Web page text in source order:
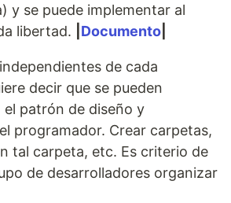
y se puede implementar al
libertad.
Documento
de cada
decir que se pueden
patrón de diseño y
programador. Crear carpetas,
tal carpeta, etc. Es criterio de
de desarrolladores organizar